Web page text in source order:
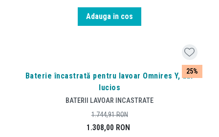
Adauga in cos
25%
Baterie încastrată pentru lavoar Omnires Y, aur
lucios
BATERII LAVOAR INCASTRATE
1.308,00 RON
1.744,91RON